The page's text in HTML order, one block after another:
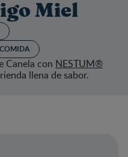
Miel
COMIDA
Canela con NESTUM®
llena de sabor.